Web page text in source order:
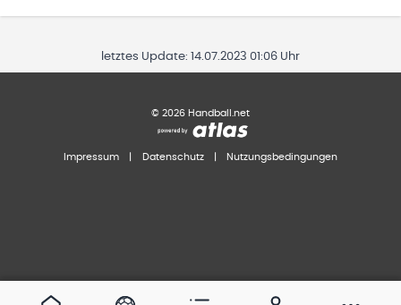
letztes Update: 14.07.2023 01:06 Uhr
© 2026 Handball.net
Impressum Datenschutz Nutzungsbedingungen